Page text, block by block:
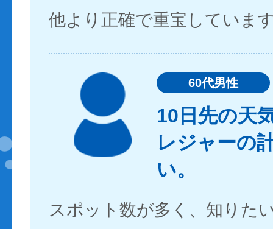
他より正確で重宝していま
60代男性
10日先の天
レジャーの
い。
スポット数が多く、知りた